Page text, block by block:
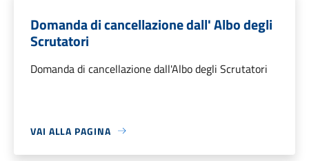
Domanda di cancellazione dall' Albo degli
Scrutatori
Domanda di cancellazione dall'Albo degli Scrutatori
VAI ALLA PAGINA